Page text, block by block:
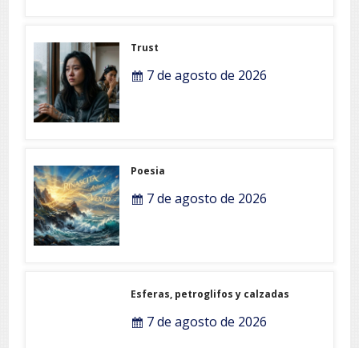
Trust
7 de agosto de 2026
Poesia
7 de agosto de 2026
Esferas, petroglifos y calzadas
7 de agosto de 2026